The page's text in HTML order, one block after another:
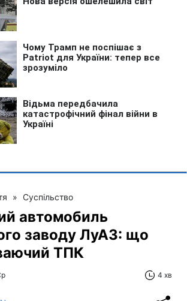
» Суспільство
автомобиль
заводу ЛуАЗ: що
ТПК
4 хв